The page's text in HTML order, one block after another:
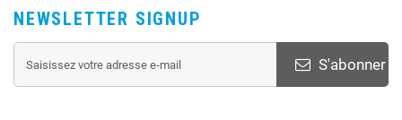
NEWSLETTER SIGNUP
S'abonner